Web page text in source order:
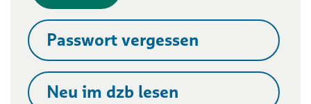
Passwort vergessen
Neu im dzb lesen